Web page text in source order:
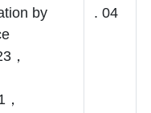
by
，
. 04